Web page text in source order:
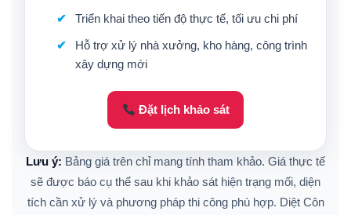
Triển khai theo tiến độ thực tế, tối ưu chi phí
Hỗ trợ xử lý nhà xưởng, kho hàng, công trình
xây dựng mới
Đặt lịch khảo sát
Lưu ý: Bảng giá trên chỉ mang tính tham khảo. Giá thực tế
sẽ được báo cụ thể sau khi khảo sát hiện trạng mối, diện
tích cần xử lý và phương pháp thi công phù hợp. Diệt Côn